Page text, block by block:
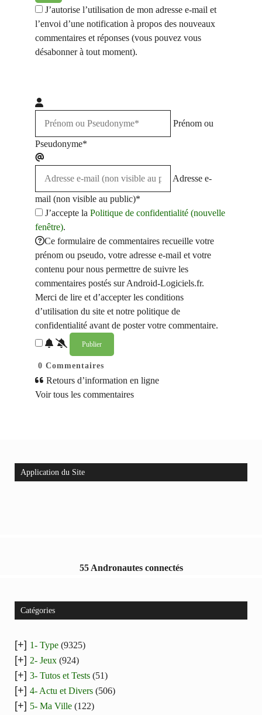
J’autorise l’utilisation de mon adresse e-mail et
l’envoi d’une notification à propos des nouveaux
commentaires et réponses (vous pouvez vous
désabonner à tout moment).
Prénom ou
Pseudonyme*
Adresse e-
mail (non visible au public)*
J’accepte la Politique de confidentialité (nouvelle
fenêtre).
Ce formulaire de commentaires recueille votre
prénom ou pseudo, votre adresse e-mail et votre
contenu pour nous permettre de suivre les
commentaires postés sur Android-Logiciels.fr.
Merci de lire et d’accepter les conditions
d’utilisation du site et notre politique de
confidentialité avant de poster votre commentaire.
0 Commentaires
Retours d’information en ligne
Voir tous les commentaires
Application du Site
55 Andronautes connectés
Catégories
[+] 1- Type (9325)
[+] 2- Jeux (924)
[+] 3- Tutos et Tests (51)
[+] 4- Actu et Divers (506)
[+] 5- Ma Ville (122)